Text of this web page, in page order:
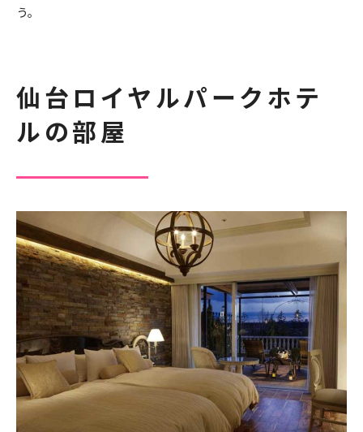
う。
仙台ロイヤルパークホテ
ルの部屋